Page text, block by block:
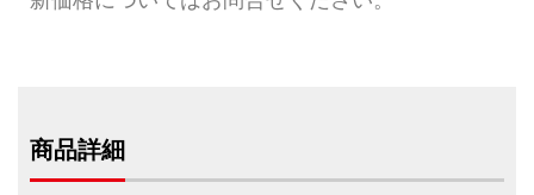
商品詳細